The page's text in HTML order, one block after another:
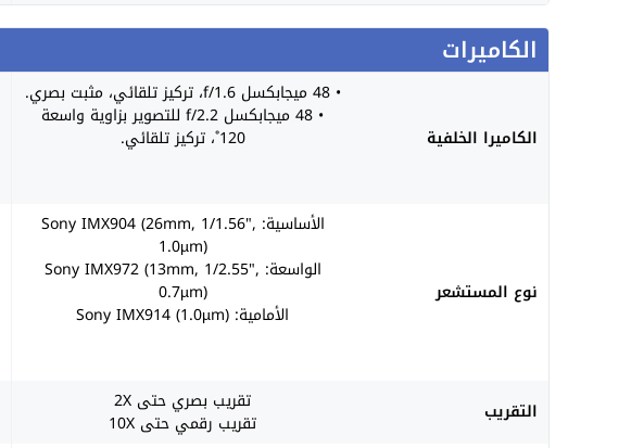
الكاميرات
الكاميرا الخلفية
• 48 ميجابكسل f/1.6، تركيز تلقائي، مثبت بصري.
• 48 ميجابكسل f/2.2 للتصوير بزاوية واسعة
120˚، تركيز تلقائي.
نوع المستشعر
الأساسية: Sony IMX904 (26mm, 1/1.56",
1.0µm)
الواسعة: Sony IMX972 (13mm, 1/2.55",
0.7µm)
الأمامية: Sony IMX914 (1.0µm)
التقريب
تقريب بصري حتى 2X
تقريب رقمي حتى 10X